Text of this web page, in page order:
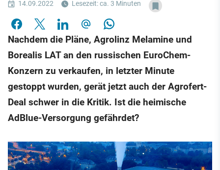
14.09.2022 Lesezeit: ca. 3 Minuten
Nachdem die Pläne, Agrolinz Melamine und
Borealis LAT an den russischen EuroChem-
Konzern zu verkaufen, in letzter Minute
gestoppt wurden, gerät jetzt auch der Agrofert-
Deal schwer in die Kritik. Ist die heimische
AdBlue-Versorgung gefährdet?